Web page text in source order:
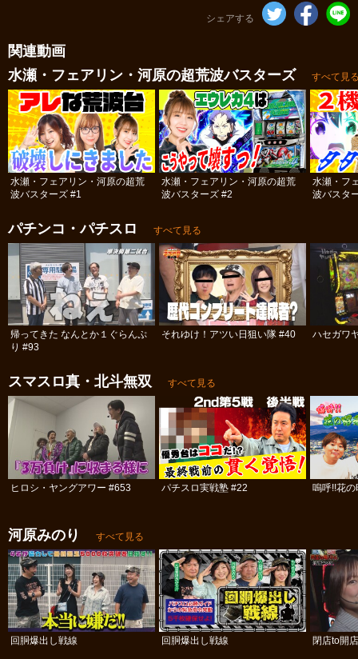
シェアする
関連動画
水瀬・フェアリン・河原の超荒波バスターズ
すべて見
水瀬・フェアリン・河原の超荒
波バスターズ #1
水瀬・フェアリン・河原の超荒
波バスターズ #2
水瀬・フ
波バスタ
パチンコ・パチスロ すべて見る
帰ってきた なんとか１ぐらんぷ
り #93
それゆけ！アツい日狙い隊 #40 ハセガワ
スマスロ真・北斗無双 すべて見る
ヒロシ・ヤングアワー #653 パチスロ実戦塾 #22 嗚呼!!花
河原みのり すべて見る
回胴爆出し戦線 回胴爆出し戦線 閉店to開